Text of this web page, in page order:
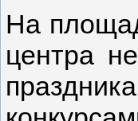
На
центра